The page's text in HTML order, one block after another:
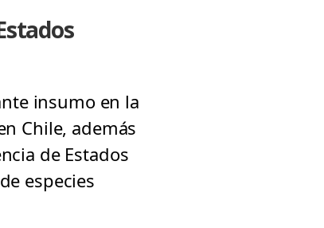
insumo en la
Chile, además
de Estados
especies